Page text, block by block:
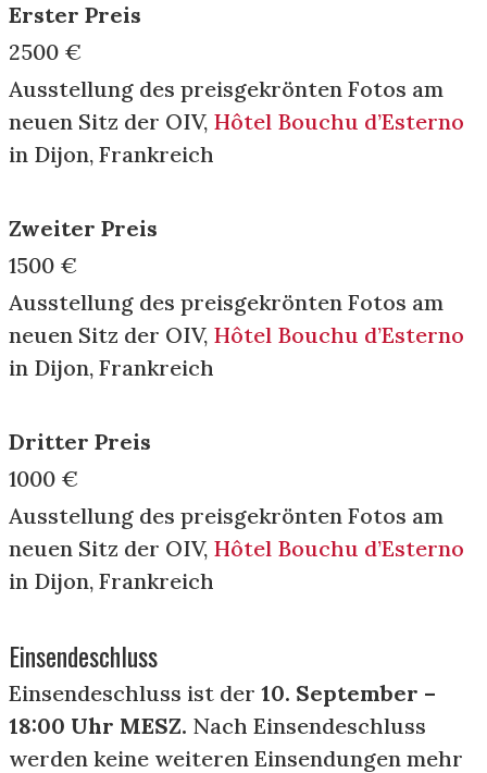
Erster Preis
2500 €
Ausstellung des preisgekrönten Fotos am
neuen Sitz der OIV, Hôtel Bouchu d’Esterno
in Dijon, Frankreich
Zweiter Preis
1500 €
Ausstellung des preisgekrönten Fotos am
neuen Sitz der OIV, Hôtel Bouchu d’Esterno
in Dijon, Frankreich
Dritter Preis
1000 €
Ausstellung des preisgekrönten Fotos am
neuen Sitz der OIV, Hôtel Bouchu d’Esterno
in Dijon, Frankreich
Einsendeschluss
Einsendeschluss ist der 10. September –
18:00 Uhr MESZ. Nach Einsendeschluss
werden keine weiteren Einsendungen mehr